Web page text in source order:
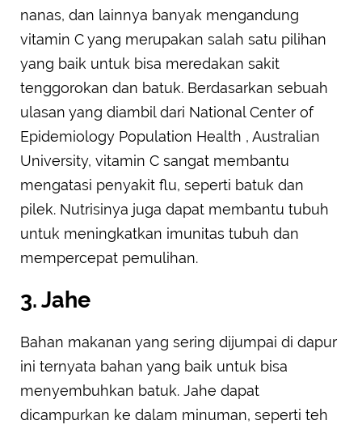
nanas, dan lainnya banyak mengandung
vitamin C yang merupakan salah satu pilihan
yang baik untuk bisa meredakan sakit
tenggorokan dan batuk. Berdasarkan sebuah
ulasan yang diambil dari National Center of
Epidemiology Population Health , Australian
University, vitamin C sangat membantu
mengatasi penyakit flu, seperti batuk dan
pilek. Nutrisinya juga dapat membantu tubuh
untuk meningkatkan imunitas tubuh dan
mempercepat pemulihan.
3. Jahe
Bahan makanan yang sering dijumpai di dapur
ini ternyata bahan yang baik untuk bisa
menyembuhkan batuk. Jahe dapat
dicampurkan ke dalam minuman, seperti teh